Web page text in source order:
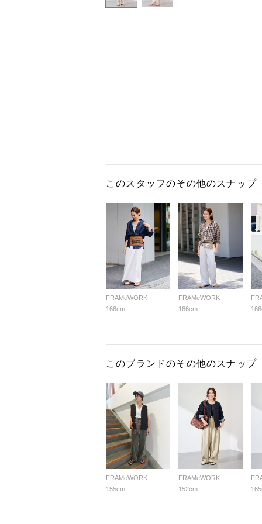
このスタッフのその他のスナップ
FRAMeWORK
166cm
FRAMeWORK
166cm
このブランドのその他のスナップ
FRAMeWORK
155cm
FRAMeWORK
152cm